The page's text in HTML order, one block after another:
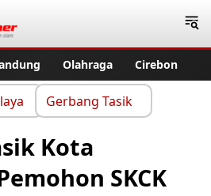
Olahraga Cirebon
Gerbang Tasik
Kota
SKCK